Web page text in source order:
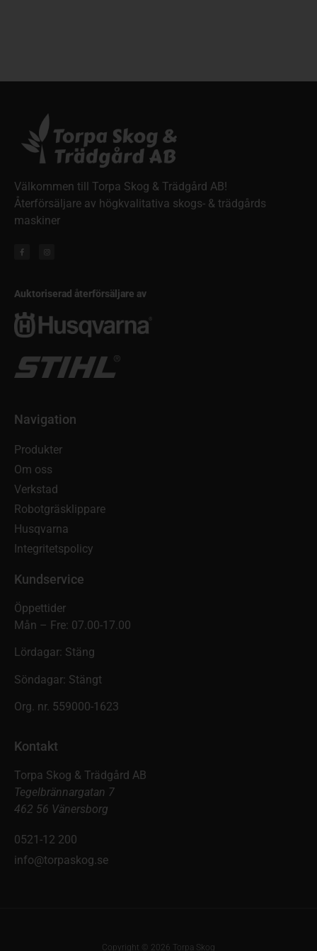
Välkommen till Torpa Skog & Trädgård AB!
Återförsäljare av högkvalitativa skogs- & trädgårds
maskiner
Auktoriserad återförsäljare av
Navigation
Produkter
Om oss
Verkstad
Robotgräsklippare
Husqvarna
Integritetspolicy
Kundservice
Öppettider
Mån – Fre: 07.00-17.00
Lördagar: Stäng
Söndagar: Stängt
Org. nr. 559000-1623
Kontakt
Torpa Skog & Trädgård AB
Tegelbrännargatan 7
462 56 Vänersborg
0521-12 200
info@torpaskog.se
Copyright © 2026 Torpa Skog